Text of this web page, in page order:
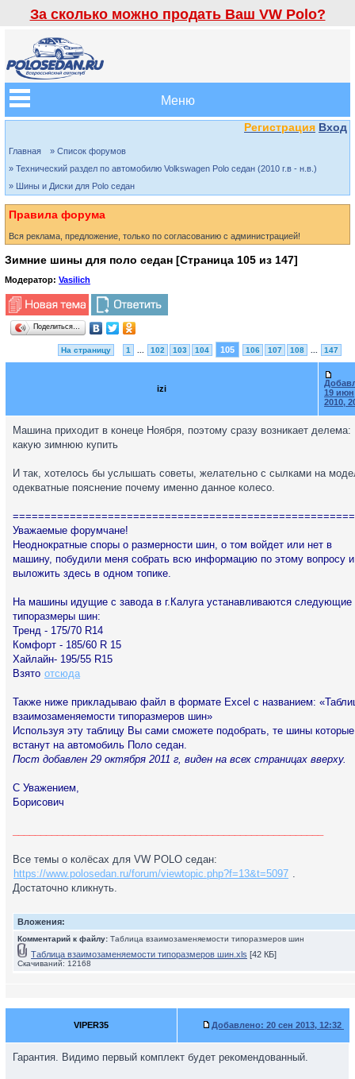
За сколько можно продать Ваш VW Polo?
Меню
Регистрация Вход
Главная
» Список форумов
» Технический раздел по автомобилю Volkswagen Polo седан (2010 г.в - н.в.)
» Шины и Диски для Polo седан
Правила форума
Вся реклама, предложение, только по согласованию с администрацией!
Зимние шины для поло седан [Страница 105 из 147]
Модератор: Vasilich
Поделиться…
На страницу 1 102 103 104 105 106 107 108 147
izi
19 июн
2010,
Машина приходит в конеце Ноября, поэтому сразу возникает делема:
какую зимнюю купить
И так, хотелось бы услышать советы, желательно с сылками на
одекватные пояснение почему именно данное колесо.
Уважаемые форумчане!
Неоднократные споры о размерности шин, о том войдет или нет в
машину, побудили меня собрать всю информацию по этому вопросу и
выложить здесь в одном топике.
На машины идущие с завода в г.Калуга устанавливаются следующие
типоразмеры шин:
Тренд - 175/70 R14
Комфорт - 185/60 R 15
Хайлайн- 195/55 R15
Взято отсюда
Также ниже прикладываю файл в формате Excel с названием:
взаимозаменяемости типоразмеров шин»
Используя эту таблицу Вы сами сможете подобрать, те шины которые
встанут на автомобиль Поло седан.
Пост добавлен 29 октября 2011 г, виден на всех страницах вверху.
С Уважением,
Борисович
Все темы о колёсах для VW POLO седан:
https://www.polosedan.ru/forum/viewtopic.php?f=13&t=5097 .
Достаточно кликнуть.
Вложения:
Комментарий к файлу: Таблица взаимозаменяемости типоразмеров шин
Таблица взаимозаменяемости типоразмеров шин.xls [42 КБ]
Скачиваний: 12168
VIPER35 Добавлено: 20 сен 2013, 12:32
Гарантия. Видимо первый комплект будет рекомендованный.